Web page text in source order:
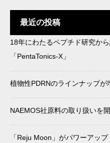
最近の投稿
18年にわたるペプチド研究か
「PentaTonics-X」
植物性PDRNのラインナップが
NAEMOS社原料の取り扱いを
「Reju Moon」がパワーアッ